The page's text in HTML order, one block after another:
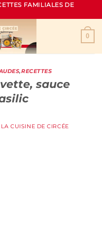
FAMILIALES DE
0
,RECETTES
sauce
LA CUISINE DE CIRCÉE